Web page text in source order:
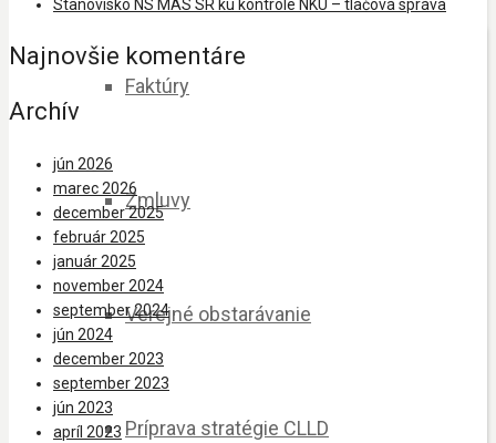
Faktúry
Zmluvy
Verejné obstarávanie
Príprava stratégie CLLD
Stanovisko NS MAS SR ku kontrole NKÚ – tlačová správa
Najnovšie komentáre
Archív
jún 2026
marec 2026
december 2025
február 2025
január 2025
november 2024
september 2024
jún 2024
december 2023
september 2023
jún 2023
apríl 2023